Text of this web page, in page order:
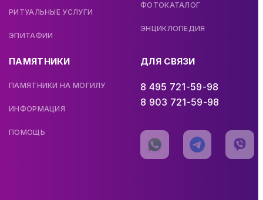
РИТУАЛЬНЫЕ УСЛУГИ
ЭПИТАФИИ
ФОТОКАТАЛОГ
ЭНЦИКЛОПЕДИЯ
ПАМЯТНИКИ
ПАМЯТНИКИ НА МОГИЛУ
ИНФОРМАЦИЯ
ПОМОЩЬ
ДЛЯ СВЯЗИ
8 495 721-59-98
8 903 721-59-98